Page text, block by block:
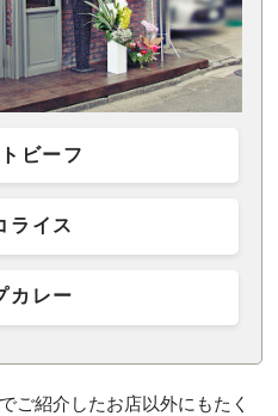
ビーフ
ライス
カレー
ご紹介したお店以外にもたく